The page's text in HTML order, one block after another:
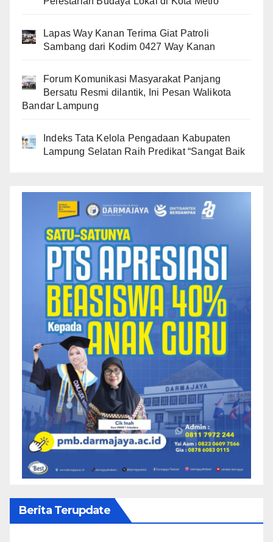
Lapas Way Kanan Terima Giat Patroli
Sambang dari Kodim 0427 Way Kanan
Forum Komunikasi Masyarakat Panjang
Bersatu Resmi dilantik, Ini Pesan Walikota
Bandar Lampung
Indeks Tata Kelola Pengadaan Kabupaten
Lampung Selatan Raih Predikat “Sangat Baik
Berita Terupdate